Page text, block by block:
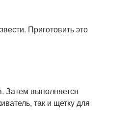
Приготовить это
Затем выполняется
так и щетку для